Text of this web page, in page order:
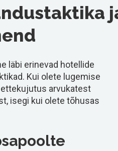
läbi erinevad hotellide
Kui olete lugemise
ettekujutus arvukatest
isegi kui olete tõhusas